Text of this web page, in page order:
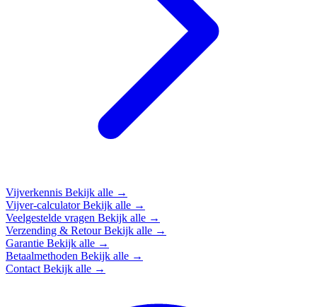
Vijverkennis Bekijk alle →
Vijver-calculatorBekijk alle →
Veelgestelde vragen Bekijk alle →
Verzending & RetourBekijk alle →
Garantie Bekijk alle →
Betaalmethoden Bekijk alle →
Contact Bekijk alle →